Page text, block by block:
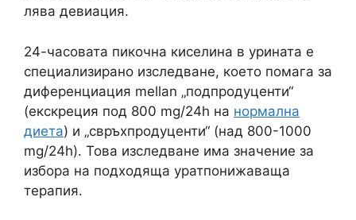
лява девиация.
24-часовата пикочна киселина в урината е
специализирано изследване, което помага за
диференциация mellan „подпродуценти“
(екскреция под 800 mg/24h на нормална
диета) и „свръхпродуценти“ (над 800-1000
mg/24h). Това изследване има значение за
избора на подходяща уратпонижаваща
терапия.